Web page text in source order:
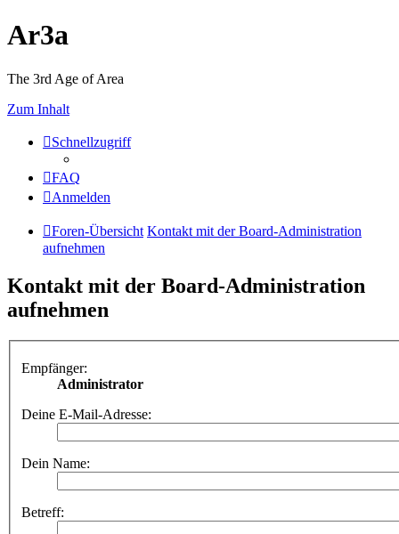
Ar3a
The 3rd Age of Area
Zum Inhalt
Schnellzugriff
FAQ
Anmelden
Foren-Übersicht Kontakt mit der Board-Administration
aufnehmen
Kontakt mit der Board-Administration
aufnehmen
Empfänger:
Administrator
Deine E-Mail-Adresse:
Dein Name:
Betreff: